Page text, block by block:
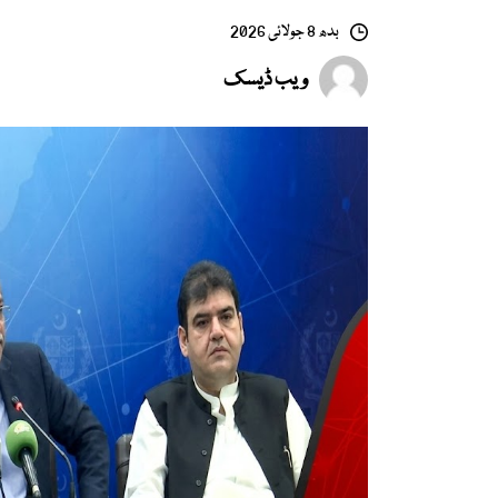
بدھ 8 جولائی 2026
ویب ڈیسک